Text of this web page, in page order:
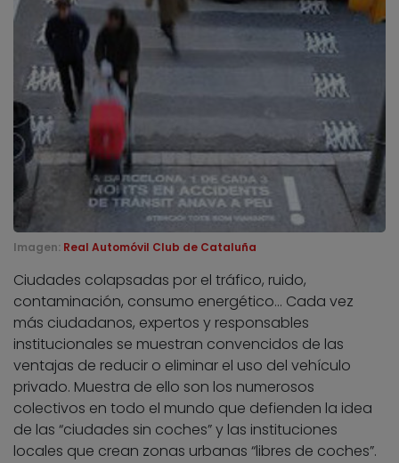
Imagen: Real Automóvil Club de Cataluña
Ciudades colapsadas por el tráfico, ruido,
contaminación, consumo energético… Cada vez
más ciudadanos, expertos y responsables
institucionales se muestran convencidos de las
ventajas de reducir o eliminar el uso del vehículo
privado. Muestra de ello son los numerosos
colectivos en todo el mundo que defienden la idea
de las “ciudades sin coches” y las instituciones
locales que crean zonas urbanas “libres de coches”.